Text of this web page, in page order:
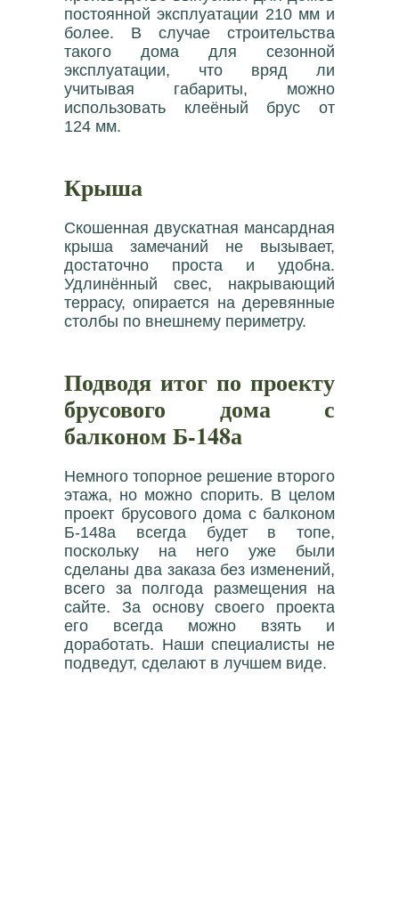
постоянной эксплуатации 210 мм и
более. В случае строительства
такого дома для сезонной
эксплуатации, что вряд ли
учитывая габариты, можно
использовать клеёный брус от
124 мм.
Крыша
Скошенная двускатная мансардная
крыша замечаний не вызывает,
достаточно проста и удобна.
Удлинённый свес, накрывающий
террасу, опирается на деревянные
столбы по внешнему периметру.
Подводя итог по проекту
брусового дома с
балконом Б-148а
Немного топорное решение второго
этажа, но можно спорить. В целом
проект брусового дома с балконом
Б-148а всегда будет в топе,
поскольку на него уже были
сделаны два заказа без изменений,
всего за полгода размещения на
сайте. За основу своего проекта
его всегда можно взять и
доработать. Наши специалисты не
подведут, сделают в лучшем виде.